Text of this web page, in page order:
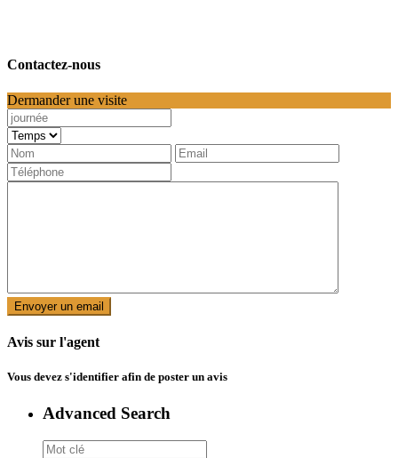
Contactez-nous
Dermander une visite
Avis sur l'agent
Vous devez s'identifier afin de poster un avis
Advanced Search